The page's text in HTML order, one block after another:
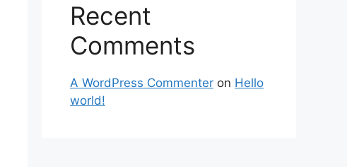
Recent
Comments
A WordPress Commenter on Hello
world!